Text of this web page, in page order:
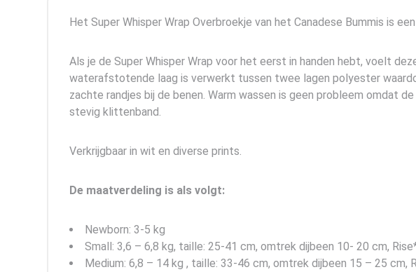
Het Super Whisper Wrap Overbroekje van het Canadese Bummis is
Als je de Super Whisper Wrap voor het eerst in handen hebt, voelt
waterafstotende laag is verwerkt tussen twee lagen polyester
zachte randjes bij de benen. Warm wassen is geen probleem omdat
stevig klittenband.
Verkrijgbaar in wit en diverse prints.
De maatverdeling is als volgt:
Newborn: 3-5 kg
Small: 3,6 – 6,8 kg, taille: 25-41 cm, omtrek dijbeen 10- 20 cm,
Medium: 6,8 – 14 kg , taille: 33-46 cm, omtrek dijbeen 15 – 25 cm,